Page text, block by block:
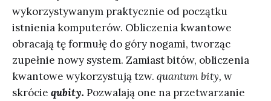
wykorzystywanym praktycznie od początku
istnienia komputerów. Obliczenia kwantowe
obracają tę formułę do góry nogami, tworząc
zupełnie nowy system. Zamiast bitów, obliczenia
kwantowe wykorzystują tzw. quantum bity, w
skrócie qubity. Pozwalają one na przetwarzanie